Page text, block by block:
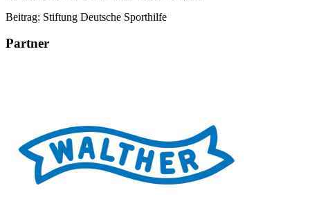
Beitrag: Stiftung Deutsche Sporthilfe
Partner